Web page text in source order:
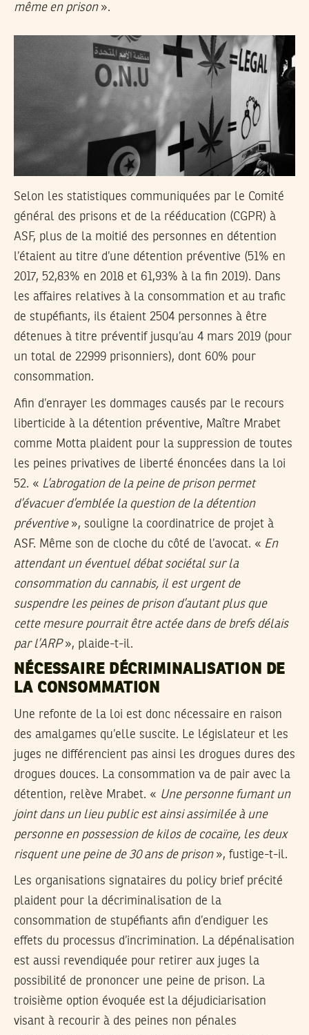
même en prison».
Selon les statistiques communiquées par le Comité
général des prisons et de la rééducation (CGPR) à
ASF, plus de la moitié des personnes en détention
l’étaient au titre d’une détention préventive (51% en
2017, 52,83% en 2018 et 61,93% à la fin 2019). Dans
les affaires relatives à la consommation et au trafic
de stupéfiants, ils étaient 2504 personnes à être
détenues à titre préventif jusqu’au 4 mars 2019 (pour
un total de 22999 prisonniers), dont 60% pour
consommation.
Afin d’enrayer les dommages causés par le recours
liberticide à la détention préventive, Maître Mrabet
comme Motta plaident pour la suppression de toutes
les peines privatives de liberté énoncées dans la loi
52. « L’abrogation de la peine de prison permet
d’évacuer d’emblée la question de la détention
préventive», souligne la coordinatrice de projet à
ASF. Même son de cloche du côté de l’avocat. « En
attendant un éventuel débat sociétal sur la
consommation du cannabis, il est urgent de
suspendre les peines de prison d’autant plus que
cette mesure pourrait être actée dans de brefs délais
par l’ARP», plaide-t-il.
NÉCESSAIRE DÉCRIMINALISATION DE
LA CONSOMMATION
Une refonte de la loi est donc nécessaire en raison
des amalgames qu’elle suscite. Le législateur et les
juges ne différencient pas ainsi les drogues dures des
drogues douces. La consommation va de pair avec la
détention, relève Mrabet. « Une personne fumant un
joint dans un lieu public est ainsi assimilée à une
personne en possession de kilos de cocaïne, les deux
risquent une peine de 30 ans de prison », fustige-t-il.
Les organisations signataires du policy brief précité
plaident pour la décriminalisation de la
consommation de stupéfiants afin d’endiguer les
effets du processus d’incrimination. La dépénalisation
est aussi revendiquée pour retirer aux juges la
possibilité de prononcer une peine de prison. La
troisième option évoquée est la déjudiciarisation
visant à recourir à des peines non pénales